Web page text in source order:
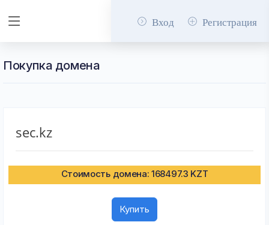
Вход Регистрация
Покупка домена
sec.kz
Стоимость домена: 168497.3 KZT
Купить